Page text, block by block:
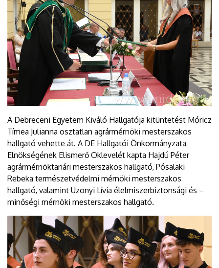
A Debreceni Egyetem Kiváló Hallgatója kitüntetést Móricz
Tímea Julianna osztatlan agrármérnöki mesterszakos
hallgató vehette át. A DE Hallgatói Önkormányzata
Elnökségének Elismerő Oklevelét kapta Hajdú Péter
agrármérnöktanári mesterszakos hallgató, Pósalaki
Rebeka természetvédelmi mérnöki mesterszakos
hallgató, valamint Uzonyi Lívia élelmiszerbiztonsági és –
minőségi mérnöki mesterszakos hallgató.